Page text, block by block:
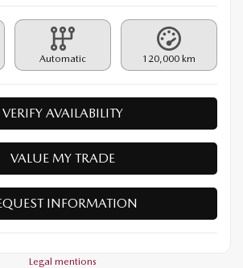
Automatic 120,000 km
VERIFY AVAILABILITY
VALUE MY TRADE
INFORMATION
Legal mentions